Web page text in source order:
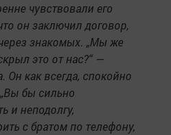
чувствовали его
он заключил договор,
знакомых. „Мы же
это от нас?“ —
Он как всегда, спокойно
бы сильно
и неподолгу,
с братом по телефону,